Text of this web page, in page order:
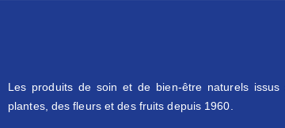
Les produits de soin et de bien-être naturels issus
plantes, des fleurs et des fruits depuis 1960.